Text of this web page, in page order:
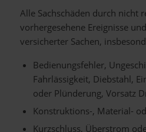
Alle Sachschäden durch nicht
vorhergesehene Ereignisse
versicherter Sachen,
Bedienungsfehler,
Fahrlässigkeit, Diebstahl,
oder Plünderung, Vorsatz
Konstruktions-, Material-
Kurzschluss, Überstrom